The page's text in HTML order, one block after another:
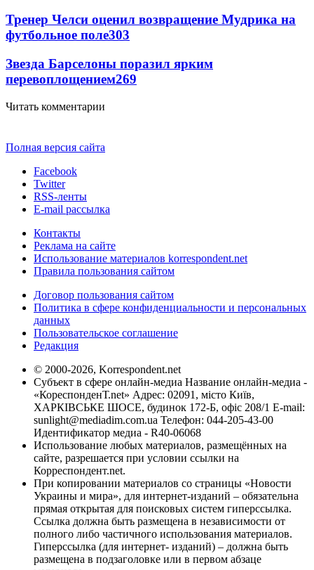
Тренер Челси оценил возвращение Мудрика на
футбольное поле303
Звезда Барселоны поразил ярким
перевоплощением269
Читать комментарии
Полная версия сайта
Facebook
Twitter
RSS-ленты
E-mail рассылка
Контакты
Реклама на сайте
Использование материалов korrespondent.net
Правила пользования сайтом
Договор пользования сайтом
Политика в сфере конфиденциальности и персональных
данных
Пользовательское соглашение
Редакция
© 2000-2026, Korrespondent.net
Субъект в сфере онлайн-медиа Название онлайн-медиа -
«КореспонденТ.net» Адрес: 02091, місто Київ,
ХАРКІВСЬКЕ ШОСЕ, будинок 172-Б, офіс 208/1 E-mail:
sunlight@mediadim.com.ua Телефон: 044-205-43-00
Идентификатор медиа - R40-06068
Использование любых материалов, размещённых на
сайте, разрешается при условии ссылки на
Корреспондент.net.
При копировании материалов со страницы «Новости
Украины и мира», для интернет-изданий – обязательна
прямая открытая для поисковых систем гиперссылка.
Ссылка должна быть размещена в независимости от
полного либо частичного использования материалов.
Гиперссылка (для интернет- изданий) – должна быть
размещена в подзаголовке или в первом абзаце